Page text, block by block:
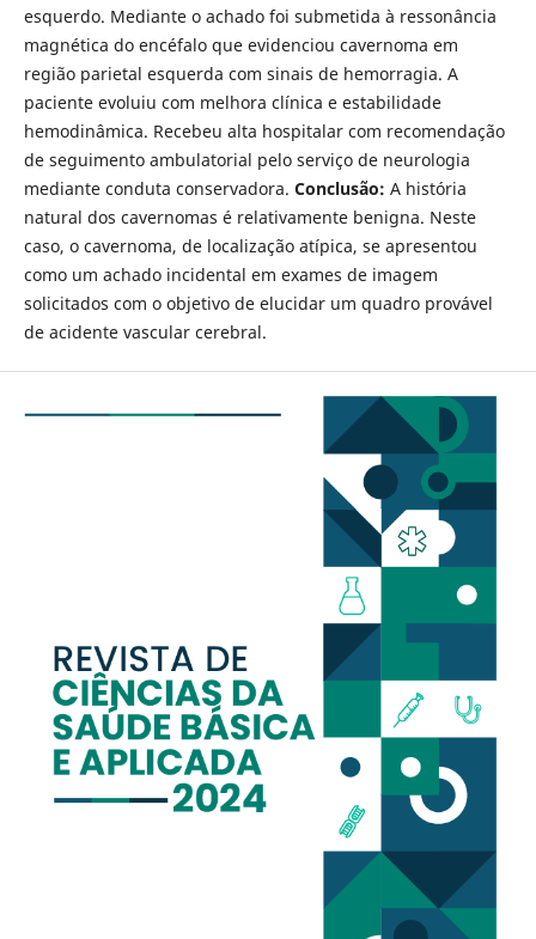
esquerdo. Mediante o achado foi submetida à ressonância
magnética do encéfalo que evidenciou cavernoma em
região parietal esquerda com sinais de hemorragia. A
paciente evoluiu com melhora clínica e estabilidade
hemodinâmica. Recebeu alta hospitalar com recomendação
de seguimento ambulatorial pelo serviço de neurologia
mediante conduta conservadora. Conclusão: A história
natural dos cavernomas é relativamente benigna. Neste
caso, o cavernoma, de localização atípica, se apresentou
como um achado incidental em exames de imagem
solicitados com o objetivo de elucidar um quadro provável
de acidente vascular cerebral.